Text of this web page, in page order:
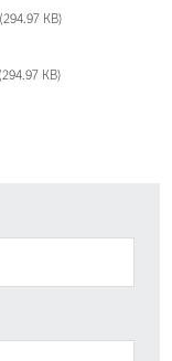
294.97 KB
294.97 KB